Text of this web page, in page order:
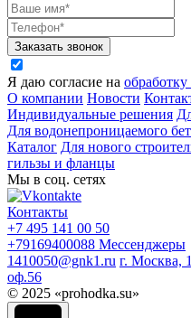
Заказать звонок
Я даю согласие на
О компании Новости
Индивидуальные решения
Для водонепроницаемого
Каталог Для нового
гильзы и фланцы
Мы в соц. сетях
Контакты
+7 495 141 00 50
+79169400088 Мессенджеры
1410050@gnk1.ru г. Москва,
оф.56
© 2025 «prohodka.su»